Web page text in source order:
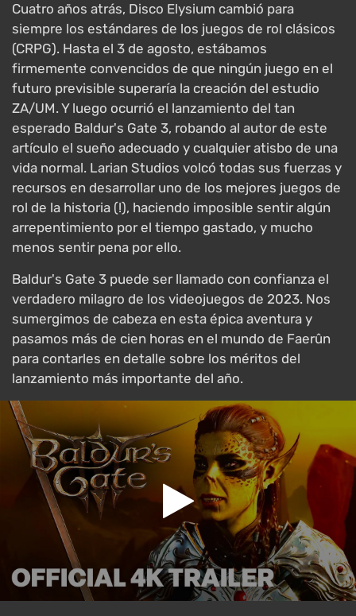
Cuatro años atrás, Disco Elysium cambió para
siempre los estándares de los juegos de rol clásicos
(CRPG). Hasta el 3 de agosto, estábamos
firmemente convencidos de que ningún juego en el
futuro previsible superaría la creación del estudio
ZA/UM. Y luego ocurrió el lanzamiento del tan
esperado Baldur's Gate 3, robando al autor de este
artículo el sueño adecuado y cualquier atisbo de una
vida normal. Larian Studios volcó todas sus fuerzas y
recursos en desarrollar uno de los mejores juegos de
rol de la historia (!), haciendo imposible sentir algún
arrepentimiento por el tiempo gastado, y mucho
menos sentir pena por ello.
Baldur's Gate 3 puede ser llamado con confianza el
verdadero milagro de los videojuegos de 2023. Nos
sumergimos de cabeza en esta épica aventura y
pasamos más de cien horas en el mundo de Faerûn
para contarles en detalle sobre los méritos del
lanzamiento más importante del año.